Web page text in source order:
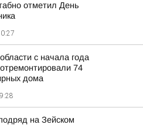
отметил День
с начала года
74
дома
на Зейском